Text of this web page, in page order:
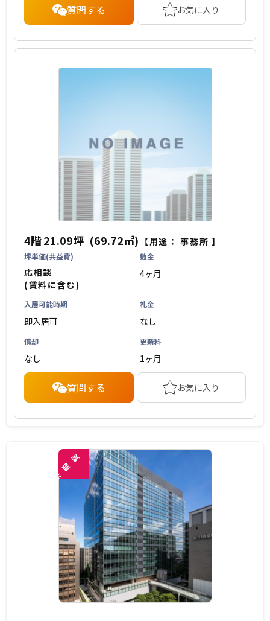
質問する お気に入り
4階21.09坪 (69.72㎡) 【用途：事務所 】
坪単価(共益費)
応相談
(賃料に含む)
敷金
4ヶ月
入居可能時期
即入居可
礼金
なし
償却
なし
更新料
1ヶ月
質問する お気に入り
未
閲
覧